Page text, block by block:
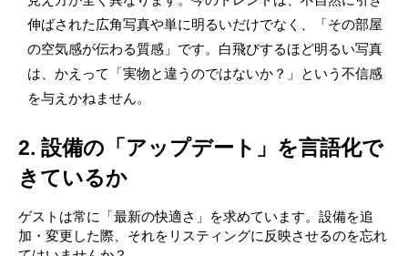
伸ばされた広角写真や単に明るいだけでなく、「その部屋
の空気感が伝わる質感」です。白飛びするほど明るい写真
は、かえって「実物と違うのではないか？」という不信感
を与えかねません。
2. 設備の「アップデート」を言語化で
きているか
ゲストは常に「最新の快適さ」を求めています。設備を追
加・変更した際、それをリスティングに反映させるのを忘れ